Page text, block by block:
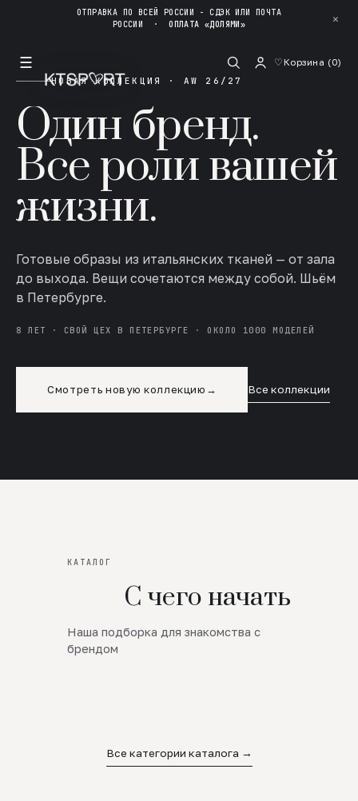
ОТПРАВКА ПО ВСЕЙ РОССИИ - СДЭК ИЛИ ПОЧТА
РОССИИ ·ОПЛАТА «ДОЛЯМИ» ✕
☰ ♡Корзина (0)
НОВАЯ КОЛЛЕКЦИЯ · AW 26/27
Один бренд.
Все роли вашей
жизни.
Готовые образы из итальянских тканей — от зала
до выхода. Вещи сочетаются между собой. Шьём
в Петербурге.
8 ЛЕТ · СВОЙ ЦЕХ В ПЕТЕРБУРГЕ · ОКОЛО 1000 МОДЕЛЕЙ
Смотреть новую коллекцию → Все коллекции
КАТАЛОГ
С чего начать
Наша подборка для знакомства с
брендом
Новинки
SALE
Все категории каталога →